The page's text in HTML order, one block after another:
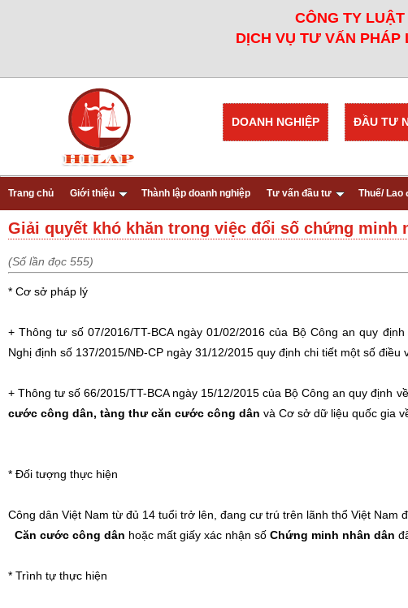
CÔNG TY
DỊCH VỤ TƯ VẤN PHÁP
ĐẦU TƯ
DOANH NGHIỆP
Trang chủ Giới thiệu Thành lập doanh nghiệp Tư vấn đầu tư Thuế/ Lao
Giải quyết khó khăn trong việc đổi số chứng minh
(Số lần đọc 555)
* Cơ sở pháp lý
+ Thông tư số 07/2016/TT-BCA ngày 01/02/2016 của Bộ Công an quy
Nghị định số 137/2015/NĐ-CP ngày 31/12/2015 quy định chi tiết một số điều
+ Thông tư số 66/2015/TT-BCA ngày 15/12/2015 của Bộ Công an quy định
cước công dân, tàng thư căn cước công dân và Cơ sở dữ liệu quốc gia
* Đối tượng thực hiện
Công dân Việt Nam từ đủ 14 tuổi trở lên, đang cư trú trên lãnh thổ Việt Nam
Căn cước công dân hoặc mất giấy xác nhận số Chứng minh nhân dân
* Trình tự thực hiện